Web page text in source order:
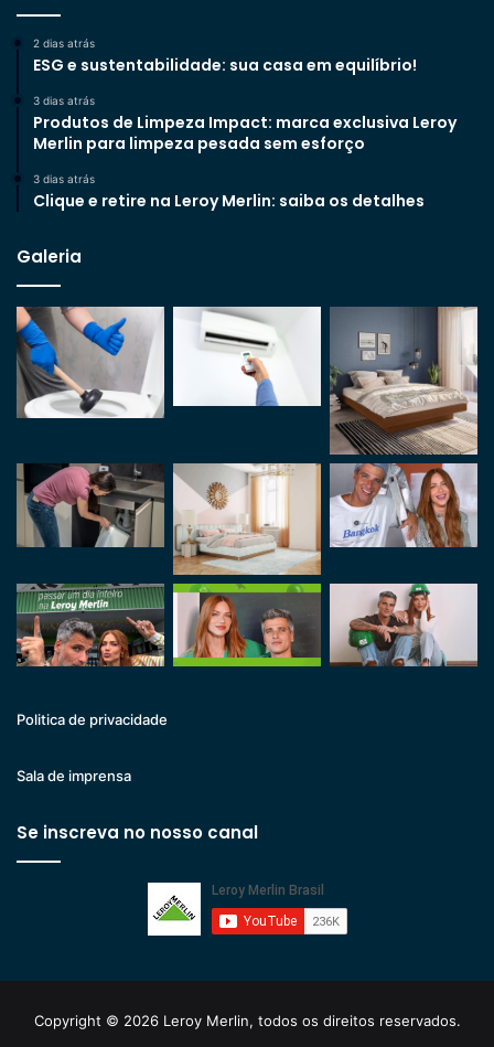
2 dias atrás
ESG e sustentabilidade: sua casa em equilíbrio!
3 dias atrás
Produtos de Limpeza Impact: marca exclusiva Leroy
Merlin para limpeza pesada sem esforço
3 dias atrás
Clique e retire na Leroy Merlin: saiba os detalhes
Galeria
Politica de privacidade
Sala de imprensa
Se inscreva no nosso canal
Copyright © 2026 Leroy Merlin, todos os direitos reservados.